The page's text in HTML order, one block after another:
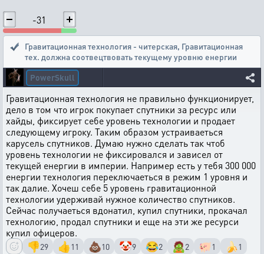
-31
Гравитационная технология - читерская, Гравитационная
тех. должна соотвецтвовать текущему уровню енергии
PowerSkull
Гравитационная технология не правильно функционирует,
дело в том что игрок покупает спутники за ресурс или
хайды, фиксирует себе уровень технологии и продает
следующему игроку. Таким образом устраиваеться
карусель спутников. Думаю нужно сделать так чтоб
уровень технологии не фиксировался и зависел от
текущей енергии в империи. Например есть у тебя 300 000
енергии технология переключаеться в режим 1 уровня и
так далие. Хочеш себе 5 уровень гравитационной
технологии удерживай нужное количество спутников.
Сейчас получаеться вдонатил, купил спутники, прокачал
технологию, продал спутники и еще на эти же ресурси
купил офицеров.
👎29 👍11 💩10 🤡9 😂2 🧟2 🐖1 🍌1